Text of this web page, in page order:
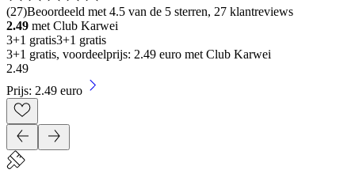
(27)Beoordeeld met 4.5 van de 5 sterren, 27 klantreviews
2.49 met Club Karwei
3+1 gratis3+1 gratis
3+1 gratis, voordeelprijs: 2.49 euro met Club Karwei
2.49
Prijs: 2.49 euro